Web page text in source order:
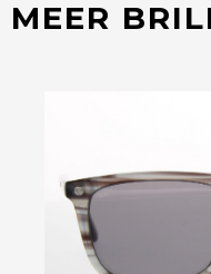
MEER